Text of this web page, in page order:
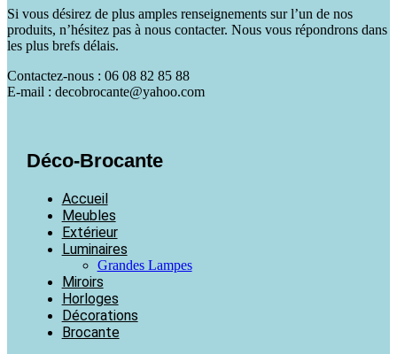
Si vous désirez de plus amples renseignements sur l’un de nos
produits, n’hésitez pas à nous contacter. Nous vous répondrons dans
les plus brefs délais.
Contactez-nous : 06 08 82 85 88
E-mail : decobrocante@yahoo.com
Déco-Brocante
Accueil
Meubles
Extérieur
Luminaires
Grandes Lampes
Miroirs
Horloges
Décorations
Brocante